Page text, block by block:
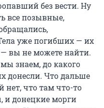
без вести. Ну
все позывные,
уже погибших — их
— вы не можете найти.
знаем, до какого
донесли. Что дальше
нет, что там что-то
и донецкие морги